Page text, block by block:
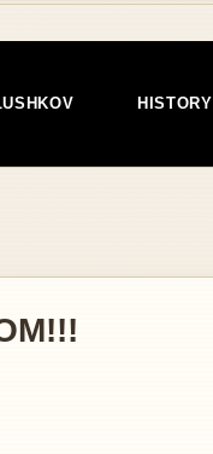
HISTORY